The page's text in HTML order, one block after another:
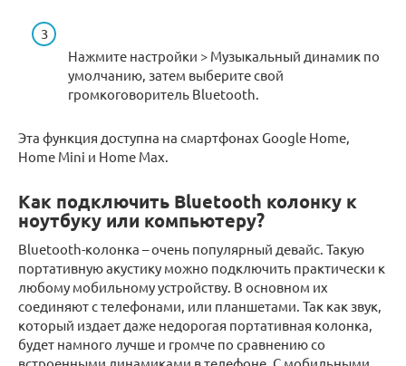
Нажмите настройки > Музыкальный динамик по
умолчанию, затем выберите свой
громкоговоритель Bluetooth.
Эта функция доступна на смартфонах Google Home,
Home Mini и Home Max.
Как подключить Bluetooth колонку к
ноутбуку или компьютеру?
Bluetooth-колонка – очень популярный девайс. Такую
портативную акустику можно подключить практически к
любому мобильному устройству. В основном их
соединяют с телефонами, или планшетами. Так как звук,
который издает даже недорогая портативная колонка,
будет намного лучше и громче по сравнению со